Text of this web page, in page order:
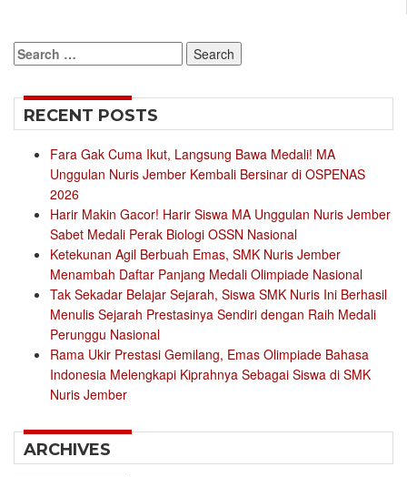
Search
for:
RECENT POSTS
Fara Gak Cuma Ikut, Langsung Bawa Medali! MA
Unggulan Nuris Jember Kembali Bersinar di OSPENAS
2026
Harir Makin Gacor! Harir Siswa MA Unggulan Nuris Jember
Sabet Medali Perak Biologi OSSN Nasional
Ketekunan Agil Berbuah Emas, SMK Nuris Jember
Menambah Daftar Panjang Medali Olimpiade Nasional
Tak Sekadar Belajar Sejarah, Siswa SMK Nuris Ini Berhasil
Menulis Sejarah Prestasinya Sendiri dengan Raih Medali
Perunggu Nasional
Rama Ukir Prestasi Gemilang, Emas Olimpiade Bahasa
Indonesia Melengkapi Kiprahnya Sebagai Siswa di SMK
Nuris Jember
ARCHIVES